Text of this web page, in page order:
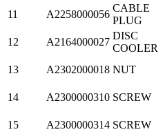
11 A2258000056
CABLE
PLUG
12 A2164000027
DISC
COOLER
13 A2302000018 NUT
14 A2300000310 SCREW
15 A2300000314 SCREW